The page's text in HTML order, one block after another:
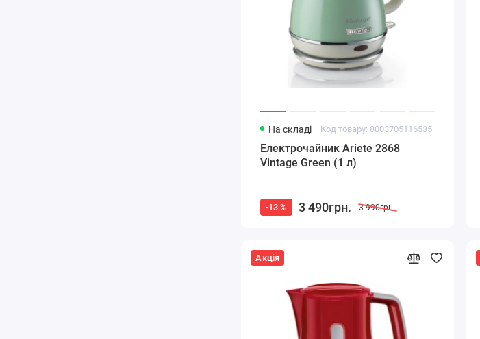
На складі Код товару: 8003705116535
Електрочайник Ariete 2868
Vintage Green (1 л)
-13 % 3 490грн. 3 990грн.
Акція